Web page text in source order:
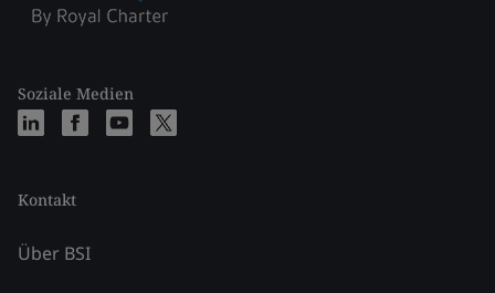
Soziale Medien
Kontakt
Über BSI